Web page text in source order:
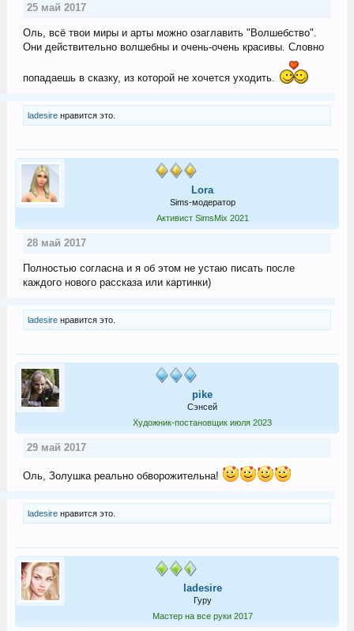
25 май 2017
Оль, всё твои миры и арты можно озаглавить "Волшебство".
Они действительно волшебны и очень-очень красивы. Словно
попадаешь в сказку, из которой не хочется уходить.
ladesireнравится это.
Lora
Sims-модератор
Активист SimsMix 2021
28 май 2017
Полностью согласна и я об этом не устаю писать после
каждого нового рассказа или картинки)
ladesireнравится это.
pike
Сэнсей
Художник-постановщик июля 2023
29 май 2017
Оль, Золушка реально обворожительна!
ladesireнравится это.
ladesire
Гуру
Мастер на все руки 2017